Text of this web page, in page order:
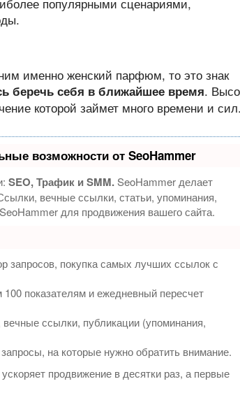
именно женский парфюм, то это знак
беречь себя в ближайшее время.
которой займет много времени и
возможности от SeoHammer
SEO, Трафик и SMM.SeoHammer делает
вечные ссылки, статьи, упоминания,
для продвижения вашего сайта.
запросов, покупка самых лучших ссылок с
показателям и ежедневный пересчет
ссылки, публикации (упоминания,
на которые нужно обратить внимание.
продвижение в десятки раз, а первые